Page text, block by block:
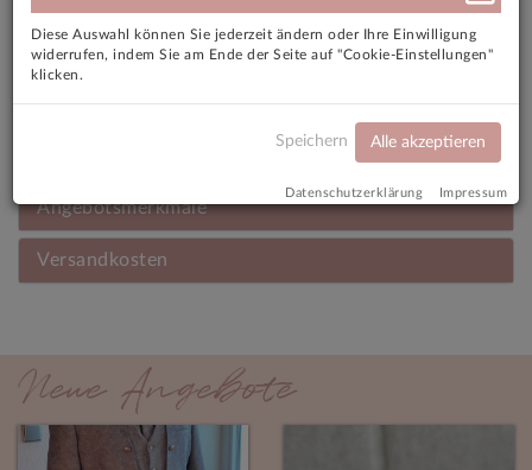
Der Schleier ist selbstverständlich im Preis enthalten.
Der Versand des Kleides wäre möglich.
Bei Fragen bitte jederzeit gerne einfach auf mich
Angebotsmerkmale
Versandkosten
Neue Angebote
Diese Auswahl können Sie jederzeit ändern oder Ihre Einwilligung
widerrufen, indem Sie am Ende der Seite auf "Cookie-Einstellungen"
klicken.
Speichern Alle akzeptieren
Datenschutzerklärung Impressum